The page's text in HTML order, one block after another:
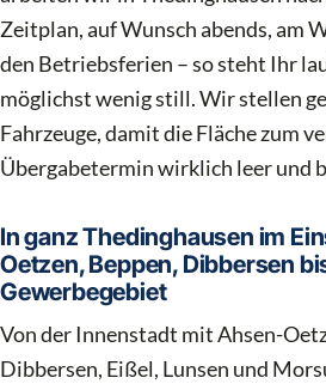
Zeitplan, auf Wunsch abends, am
den Betriebsferien – so steht Ihr
möglichst wenig still. Wir stellen
Fahrzeuge, damit die Fläche zum
Übergabetermin wirklich leer und
In ganz Thedinghausen im
Oetzen, Beppen, Dibbersen
Gewerbegebiet
Von der Innenstadt mit Ahsen-
Dibbersen, Eißel, Lunsen und